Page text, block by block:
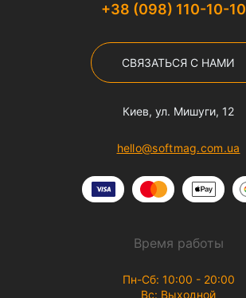
+38 (098) 110-10-10
СВЯЗАТЬСЯ С НАМИ
Киев, ул. Мишуги, 12
hello@softmag.com.ua
Время работы
Пн-Сб: 10:00 - 20:00
Вс: Выходной